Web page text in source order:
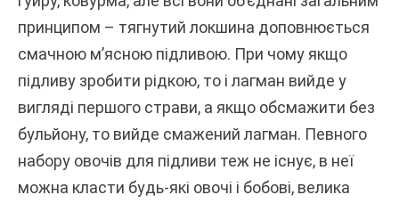
принципом – тягнутий локшина доповнюється
смачною м’ясною підливою. При чому якщо
підливу зробити рідкою, то і лагман вийде у
вигляді першого страви, а якщо обсмажити без
бульйону, то вийде смажений лагман. Певного
набору овочів для підливи теж не існує, в неї
можна класти будь-які овочі і бобові, велика